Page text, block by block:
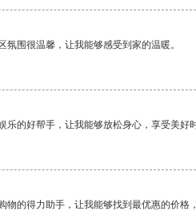
氛围很温馨，让我能够感受到家的温暖。
乐的好帮手，让我能够放松身心，享受美好时
物的得力助手，让我能够找到最优惠的价格